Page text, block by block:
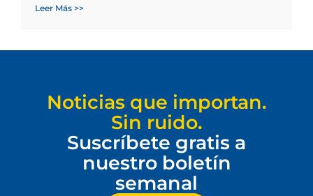
Leer Más >>
Noticias que importan.
Sin ruido.
Suscríbete gratis a
nuestro boletín
semanal